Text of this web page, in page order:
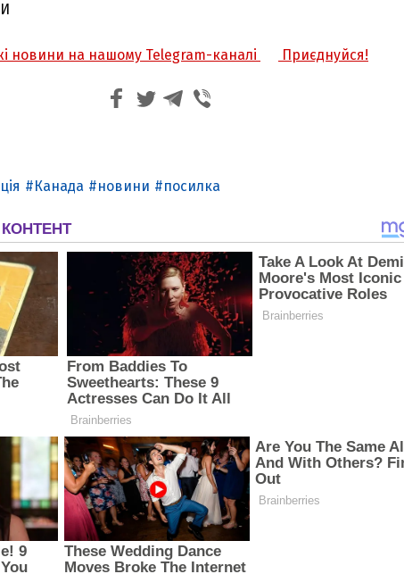
новини на нашому Telegram-каналі Приєднуйся!
Канада новини посилка
З'явилося відео знищеного ворожого